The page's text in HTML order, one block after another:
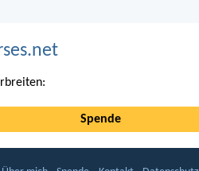
Spende